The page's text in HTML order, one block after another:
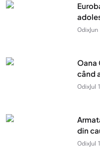
Odix
Oana
când
OdixJul
din
OdixJul